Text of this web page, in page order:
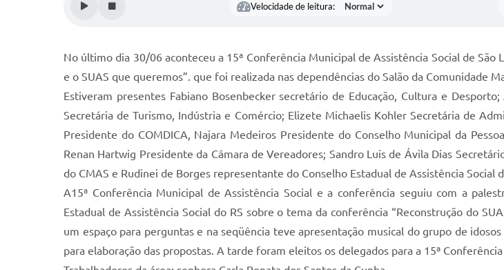
Velocidade de leitura:
No último dia 30/06 aconteceu a 15ª Conferência Municipal de Assistência Social de
e o SUAS que queremos”. que foi realizada nas dependências do Salão da Comunidade
Estiveram presentes Fabiano Bosenbecker secretário de Educação, Cultura e
Secretária de Turismo, Indústria e Comércio; Elizete Michaelis Kohler Secretária de
Presidente do COMDICA, Najara Medeiros Presidente do Conselho Municipal da
Renan Hartwig Presidente da Câmara de Vereadores; Sandro Luis de Ávila Dias
do CMAS e Rudinei de Borges representante do Conselho Estadual de Assistência Social
A15ª Conferência Municipal de Assistência Social e a conferência seguiu com a
Estadual de Assistência Social do RS sobre o tema da conferência “Reconstrução do
um espaço para perguntas e na seqüência teve apresentação musical do grupo de
para elaboração das propostas. A tarde foram eleitos os delegados para a 15ª